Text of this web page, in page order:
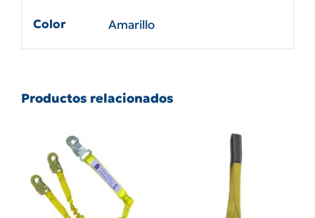
mm
Color Amarillo
Productos relacionados